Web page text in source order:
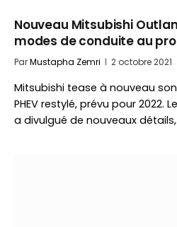
Nouveau Mitsubishi
modes de conduite au
ParMustapha Zemri 2 octobre 2021
Mitsubishi tease à nouveau
PHEV restylé, prévu pour 2022.
a divulgué de nouveaux